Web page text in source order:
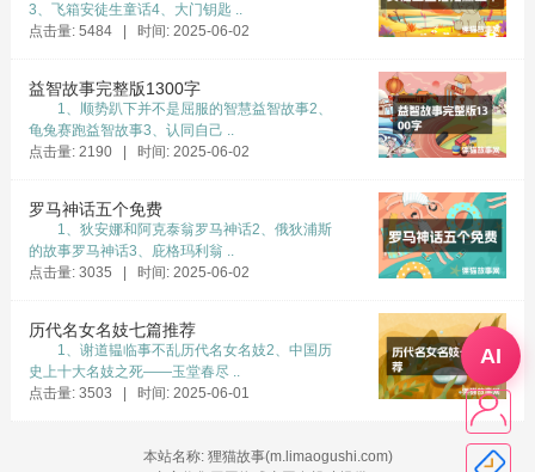
3、飞箱安徒生童话4、大门钥匙 ..
点击量: 5484 | 时间: 2025-06-02
益智故事完整版1300字
1、顺势趴下并不是屈服的智慧益智故事2、
龟兔赛跑益智故事3、认同自己 ..
点击量: 2190 | 时间: 2025-06-02
罗马神话五个免费
1、狄安娜和阿克泰翁罗马神话2、俄狄浦斯
的故事罗马神话3、庇格玛利翁 ..
点击量: 3035 | 时间: 2025-06-02
历代名女名妓七篇推荐
1、谢道韫临事不乱历代名女名妓2、中国历
史上十大名妓之死——玉堂春尽 ..
点击量: 3503 | 时间: 2025-06-01
AI
本站名称: 狸猫故事(m.limaogushi.com)